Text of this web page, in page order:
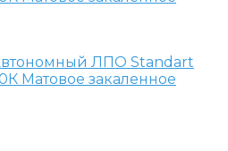
ЛПО Standart
Матовое закаленное